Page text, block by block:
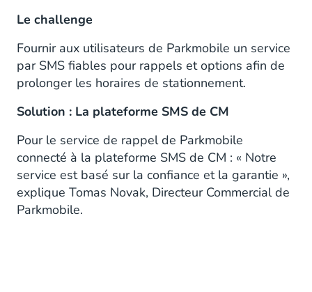
Le challenge
Fournir aux utilisateurs de Parkmobile un service
par SMS fiables pour rappels et options afin de
prolonger les horaires de stationnement.
Solution : La plateforme SMS de CM
Pour le service de rappel de Parkmobile
connecté à la plateforme SMS de CM : « Notre
service est basé sur la confiance et la garantie »,
explique Tomas Novak, Directeur Commercial de
Parkmobile.